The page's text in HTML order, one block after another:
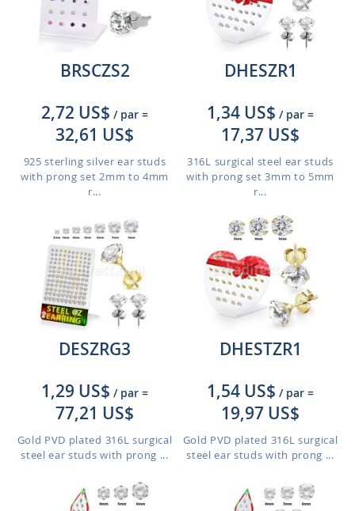
BRSCZS2
2,72 US$ / par =
32,61 US$
925 sterling silver ear studs
with prong set 2mm to 4mm
r...
DHESZR1
1,34 US$ / par =
17,37 US$
316L surgical steel ear studs
with prong set 3mm to 5mm
r...
DESZRG3
1,29 US$ / par =
77,21 US$
Gold PVD plated 316L surgical
steel ear studs with prong ...
DHESTZR1
1,54 US$ / par =
19,97 US$
Gold PVD plated 316L surgical
steel ear studs with prong ...